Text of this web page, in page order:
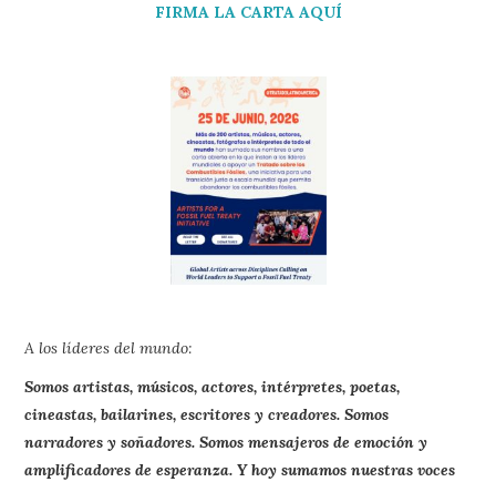
FIRMA LA CARTA AQUÍ
A los líderes del mundo:
Somos artistas, músicos, actores, intérpretes, poetas,
cineastas, bailarines, escritores y creadores. Somos
narradores y soñadores. Somos mensajeros de emoción y
amplificadores de esperanza. Y hoy sumamos nuestras voces